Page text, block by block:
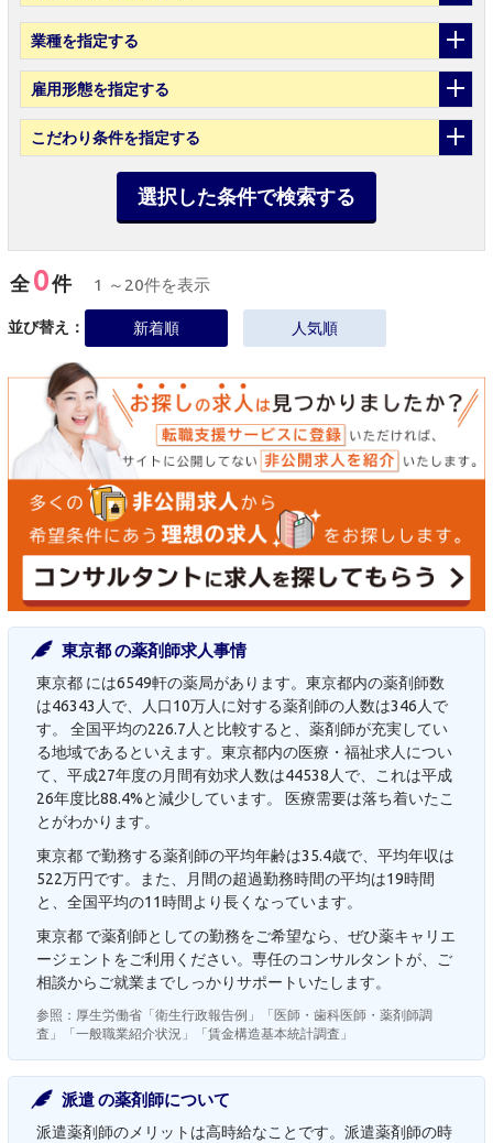
業種を指定する
雇用形態を指定する
こだわり条件を指定する
選択した条件で検索する
全0件 1 ～20件を表示
並び替え： 新着順 人気順
東京都 の薬剤師求人事情
東京都 には6549軒の薬局があります。東京都内の薬剤師数
は46343人で、人口10万人に対する薬剤師の人数は346人で
す。 全国平均の226.7人と比較すると、薬剤師が充実してい
る地域であるといえます。東京都内の医療・福祉求人につい
て、平成27年度の月間有効求人数は44538人で、これは平成
26年度比88.4%と減少しています。 医療需要は落ち着いたこ
とがわかります。
東京都 で勤務する薬剤師の平均年齢は35.4歳で、平均年収は
522万円です。また、月間の超過勤務時間の平均は19時間
と、全国平均の11時間より長くなっています。
東京都 で薬剤師としての勤務をご希望なら、ぜひ薬キャリエ
ージェントをご利用ください。専任のコンサルタントが、ご
相談からご就業までしっかりサポートいたします。
参照：厚生労働省「衛生行政報告例」「医師・歯科医師・薬剤師調
査」「一般職業紹介状況」「賃金構造基本統計調査」
派遣 の薬剤師について
派遣薬剤師のメリットは高時給なことです。派遣薬剤師の時